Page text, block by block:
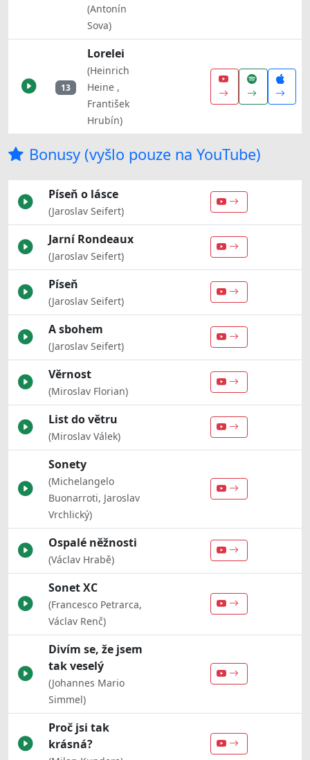
(Antonín
Sova)
13
Lorelei
(Heinrich
Heine ,
František
Hrubín)
Bonusy (vyšlo pouze na YouTube)
Píseň o lásce
(Jaroslav Seifert)
Jarní Rondeaux
(Jaroslav Seifert)
Píseň
(Jaroslav Seifert)
A sbohem
(Jaroslav Seifert)
Věrnost
(Miroslav Florian)
List do větru
(Miroslav Válek)
Sonety
(Michelangelo
Buonarroti, Jaroslav
Vrchlický)
Ospalé něžnosti
(Václav Hrabě)
Sonet XC
(Francesco Petrarca,
Václav Renč)
Divím se, že jsem
tak veselý
(Johannes Mario
Simmel)
Proč jsi tak
krásná?